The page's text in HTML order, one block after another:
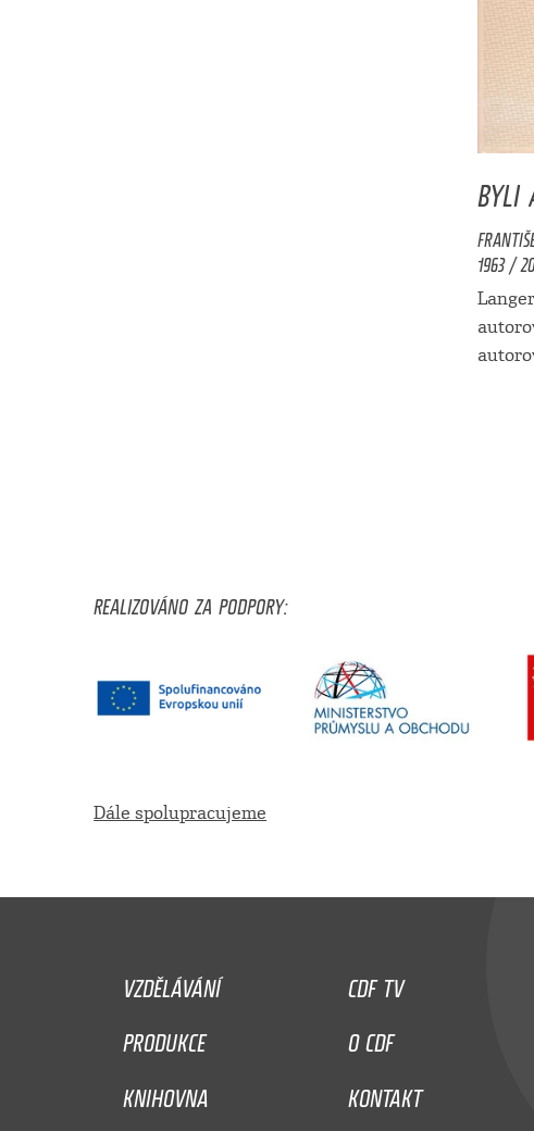
BYLI
1963 /
REALIZOVÁNO ZA PODPORY:
Dále spolupracujeme
VZDĚLÁVÁNÍ
CDF TV
PRODUKCE
O CDF
KNIHOVNA
KONTAKT